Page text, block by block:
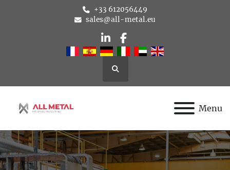
+33 612056449
sales@all-metal.eu
linkedin
facebook
Rechercher
Menu